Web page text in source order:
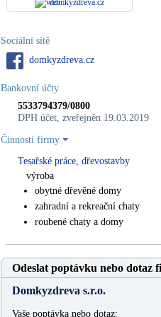
domkyzdreva.cz
Sociální sítě
domkyzdreva.cz
Bankovní účty
5533794379/0800
DPH účet, zveřejněn 19.03.2019
Činnosti firmy
Tesařské práce, dřevostavby
výroba
obytné dřevěné domy
zahradní a rekreační chaty
roubené chaty a domy
Odeslat poptávku nebo dotaz
Domkyzdreva s.r.o.
Vaše poptávka nebo dotaz: